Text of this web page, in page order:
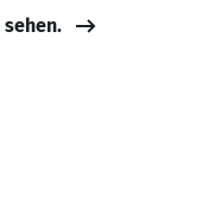
sehen.